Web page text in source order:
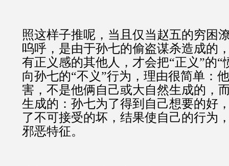
照这样子推呢，当且仅当赵五的穷困
呜呼，是由于孙七的偷盗谋杀造成的
有正义感的其他人，才会把“正义”的“
向孙七的“不义”行为，理由很简单：
害，不是他俩自己或大自然生成的，
生成的：孙七为了得到自己想要的好
了不可接受的坏，结果使自己的行为
邪恶特征。